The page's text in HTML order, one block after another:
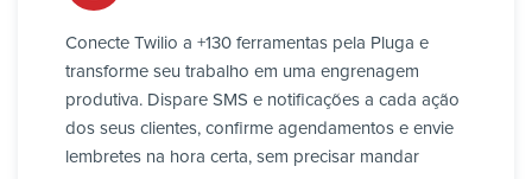
Conecte Twilio a +130 ferramentas pela Pluga e
transforme seu trabalho em uma engrenagem
produtiva. Dispare SMS e notificações a cada ação
dos seus clientes, confirme agendamentos e envie
lembretes na hora certa, sem precisar mandar